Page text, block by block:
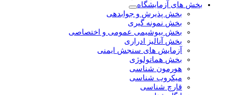
بخش های آزمایشگاه
بخش پذیرش و جوابدهی
بخش نمونه گیری
بخش بیوشیمی عمومی و اختصاصی
بخش آنالیز ادراری
آزمایش های سنجش ایمنی
بخش هماتولوژی
هورمون شناسی
میکروب شناسی
قارچ شناسی